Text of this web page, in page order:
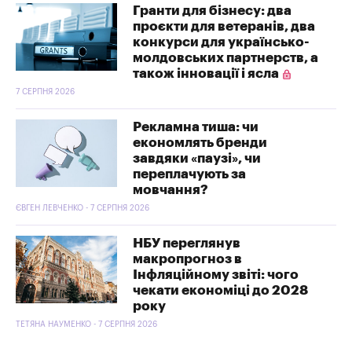
Гранти для бізнесу: два
проєкти для ветеранів, два
конкурси для українсько-
молдовських партнерств, а
також інновації і ясла
7 СЕРПНЯ 2026
Рекламна тиша: чи
економлять бренди
завдяки «паузі», чи
переплачують за
мовчання?
ЄВГЕН ЛЕВЧЕНКО - 7 СЕРПНЯ 2026
НБУ переглянув
макропрогноз в
Інфляційному звіті: чого
чекати економіці до 2028
року
ТЕТЯНА НАУМЕНКО - 7 СЕРПНЯ 2026